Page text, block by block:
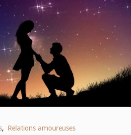
, Relations amoureuses